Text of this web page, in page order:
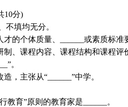
10分)
不填均无分。
的个体质量、______或素质标准
、课程内容、课程结构和课程评
。
，主张从“______”中学。
育”原则的教育家是______。